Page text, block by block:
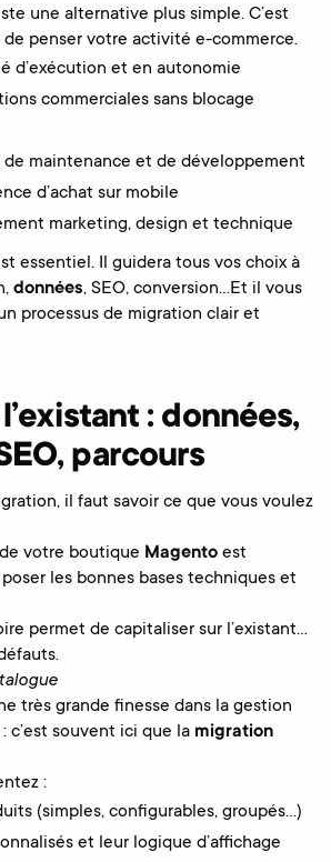
une alternative plus simple. C’est
penser votre activité e-commerce.
d’exécution et en autonomie
commerciales sans blocage
de maintenance et de développement
d’achat sur mobile
marketing, design et technique
essentiel. Il guidera tous vos choix à
données, SEO, conversion…Et il vous
processus de migration clair et
: données,
parcours
il faut savoir ce que vous voulez
votre boutique Magento est
les bonnes bases techniques et
permet de capitaliser sur l’existant…
très grande finesse dans la gestion
c’est souvent ici que la migration
:
(simples, configurables, groupés…)
et leur logique d’affichage